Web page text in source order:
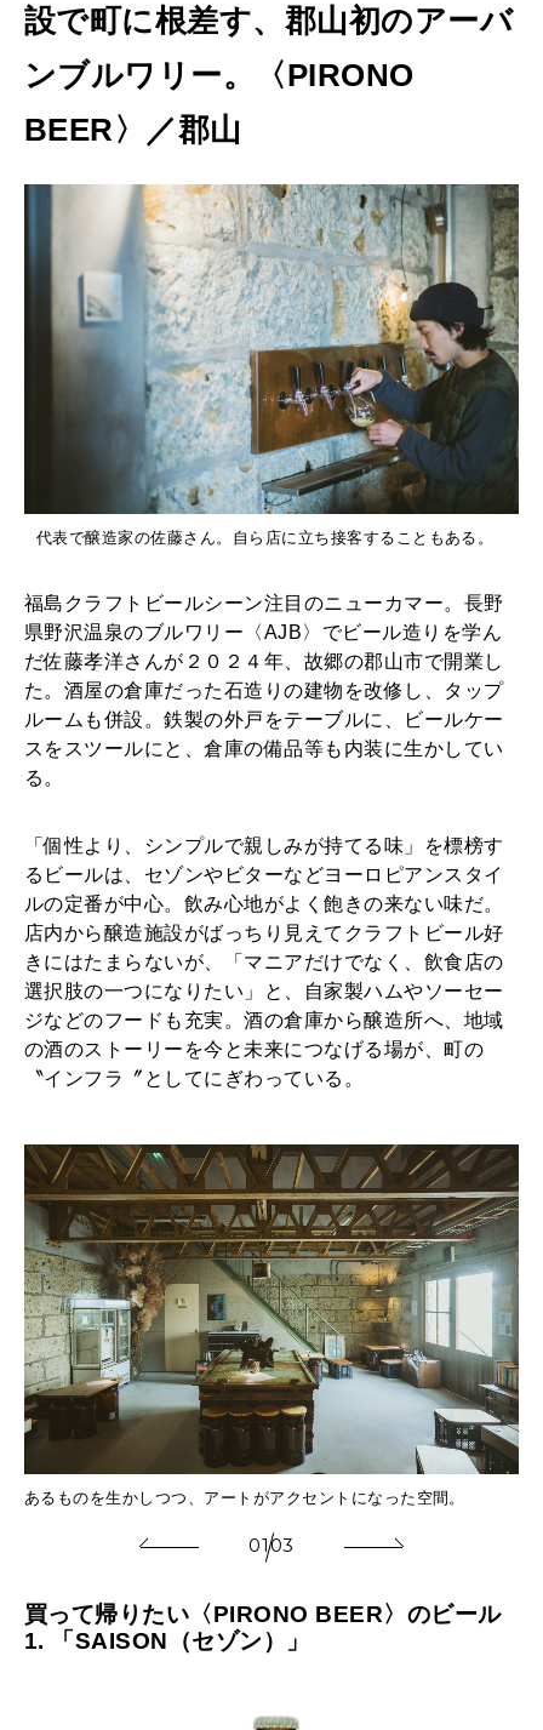
設で町に根差す、郡山初のアーバ
ンブルワリー。〈PIRONO
BEER〉／郡山
代表で醸造家の佐藤さん。自ら店に立ち接客することもある。
福島クラフトビールシーン注目のニューカマー。長野
県野沢温泉のブルワリー〈AJB〉でビール造りを学ん
だ佐藤孝洋さんが２０２４年、故郷の郡山市で開業し
た。酒屋の倉庫だった石造りの建物を改修し、タップ
ルームも併設。鉄製の外戸をテーブルに、ビールケー
スをスツールにと、倉庫の備品等も内装に生かしてい
る。
「個性より、シンプルで親しみが持てる味」を標榜す
るビールは、セゾンやビターなどヨーロピアンスタイ
ルの定番が中心。飲み心地がよく飽きの来ない味だ。
店内から醸造施設がばっちり見えてクラフトビール好
きにはたまらないが、「マニアだけでなく、飲食店の
選択肢の一つになりたい」と、自家製ハムやソーセー
ジなどのフードも充実。酒の倉庫から醸造所へ、地域
の酒のストーリーを今と未来につなげる場が、町の
〝インフラ〞としてにぎわっている。
あるものを生かしつつ、アートがアクセントになった空間。
0103
買って帰りたい〈PIRONO BEER〉のビール
1. 「SAISON（セゾン）」